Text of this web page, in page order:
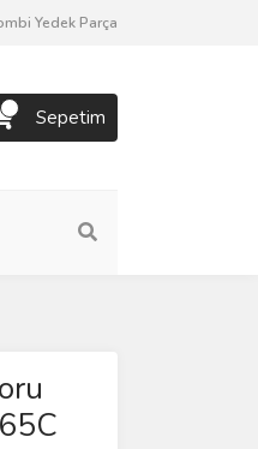
Yedek Parça
Sepetim